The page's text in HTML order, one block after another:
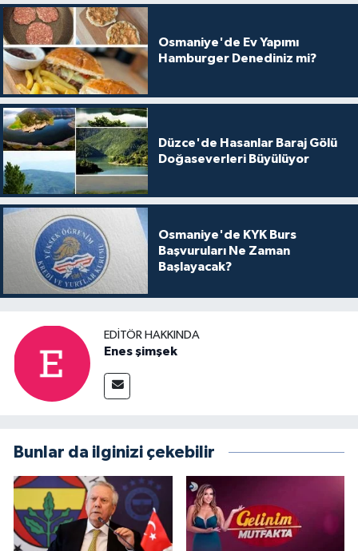
Osmaniye'de Ev Yapımı
Hamburger Denediniz mi?
Düzce'de Hasanlar Baraj Gölü
Doğaseverleri Büyülüyor
Osmaniye'de KYK Burs
Başvuruları Ne Zaman
Başlayacak?
EDITÖR HAKKINDA
Enes şimşek
Bunlar da ilginizi çekebilir